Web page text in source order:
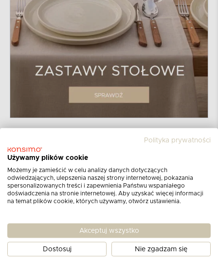
Otrzymuj informacje o najnowszych
promocjach i katalogach!
Dowiedz się więcej nt. zasad przetwarzania danych osobowych
Polityka prywatności
Używamy plików cookie
Możemy je zamieścić w celu analizy danych dotyczących
odwiedzających, ulepszenia naszej strony internetowej, pokazania
spersonalizowanych treści i zapewnienia Państwu wspaniałego
doświadczenia na stronie internetowej. Aby uzyskać więcej informacji
na temat plików cookie, których używamy, otwórz ustawienia.
Akceptuj wszystko
Dostosuj Nie zgadzam się